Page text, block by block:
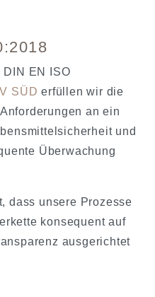
EN ISO
SÜD erfüllen wir die
an ein
und
Überwachung
dass unsere Prozesse
konsequent auf
ausgerichtet